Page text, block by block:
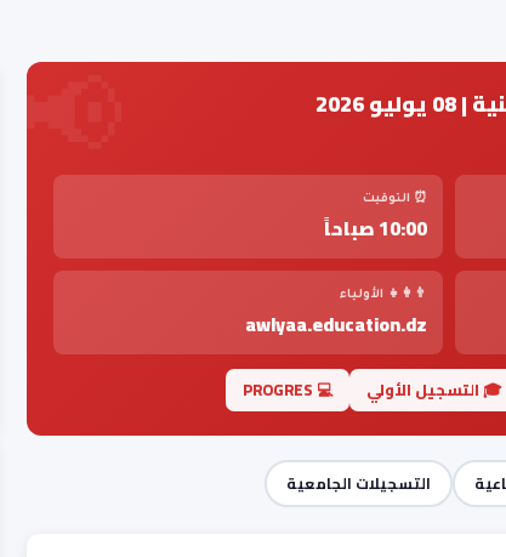
2026
⏰ التوقيت
10:00 صباحاً
👨‍👩‍👧 الأولياء
awlyaa.education.dz
🎓 التسجيل الأولي 💻 PROGRES
التسجيلات الجامعية